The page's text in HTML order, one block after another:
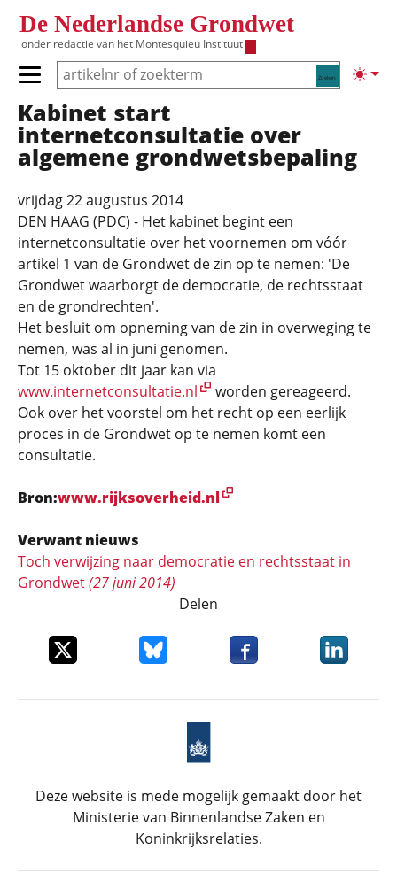
De Nederlandse Grondwet
onder redactie van het Montesquieu Instituut
Zoeken
Primair menu tonen/verbergen
Hoofdnavigatie
Kabinet start
internetconsultatie over
algemene grondwetsbepaling
vrijdag 22 augustus 2014
DEN HAAG (PDC) - Het kabinet begint een
internetconsultatie over het voornemen om vóór
artikel 1 van de Grondwet de zin op te nemen: 'De
Grondwet waarborgt de democratie, de rechtsstaat
en de grondrechten'.
Het besluit om opneming van de zin in overweging te
nemen, was al in juni genomen.
Tot 15 oktober dit jaar kan via
www.internetconsultatie.nl
worden gereageerd.
Ook over het voorstel om het recht op een eerlijk
proces in de Grondwet op te nemen komt een
consultatie.
Bron:www.rijksoverheid.nl
Verwant nieuws
Toch verwijzing naar democratie en rechtsstaat in
Grondwet(27 juni 2014)
Delen
Deel dit item op XDeel dit item op Bluesky
Deel dit item opDeel dit
Deze website is mede mogelijk gemaakt door het
Ministerie van Binnenlandse Zaken en
Koninkrijksrelaties.